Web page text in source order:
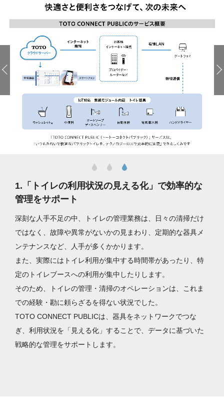
1.「トイレの利用状況の見える化」で効率的な
管理をサポート
深刻な人手不足の中、トイレの管理業務は、日々の清掃だけ
ではなく、故障や異常がないかの見まわり、定期的な器具メ
ンテナンスなど、人手が多くかかります。
また、実際にはトイレ利用が集中する時間帯があったり、特
定のトイレブースへの利用が集中したりします。
そのため、トイレの管理・清掃のオペレーションは、これま
での経験・勘に頼らざるを得ない状況でした。
TOTO CONNECT PUBLICは、器具をネットワークでつな
ぎ、利用状況を「見える化」することで、データに基づいた
戦略的な管理をサポートします。